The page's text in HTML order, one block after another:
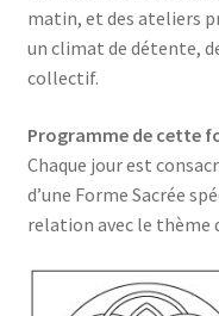
matin, et des ateliers
un climat de détente,
collectif.
Programme de cette
Chaque jour est
d’une Forme Sacrée
relation avec le thème